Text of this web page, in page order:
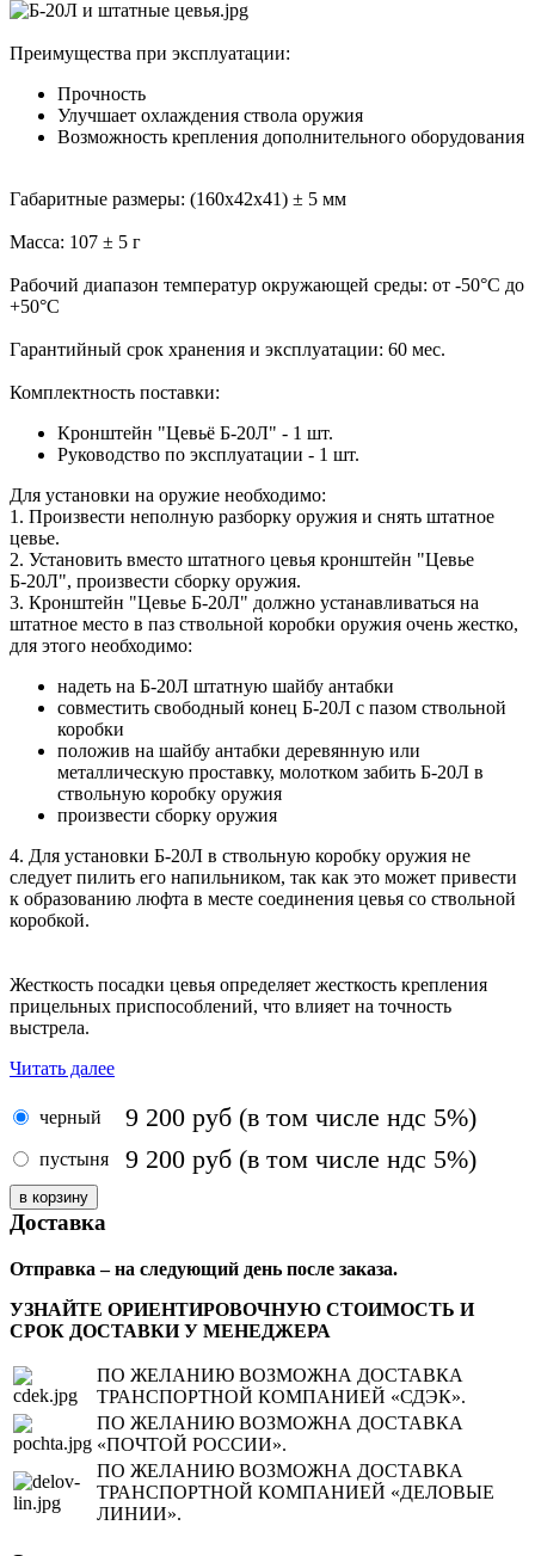
Преимущества при эксплуатации:
Прочность
Улучшает охлаждения ствола оружия
Возможность крепления дополнительного оборудования
Габаритные размеры: (160х42х41) ± 5 мм
Масса: 107 ± 5 г
Рабочий диапазон температур окружающей среды: от -50°С до
+50°С
Гарантийный срок хранения и эксплуатации: 60 мес.
Комплектность поставки:
Кронштейн "Цевьё Б-20Л" - 1 шт.
Руководство по эксплуатации - 1 шт.
Для установки на оружие необходимо:
1. Произвести неполную разборку оружия и снять штатное
цевье.
2. Установить вместо штатного цевья кронштейн "Цевье
Б-20Л", произвести сборку оружия.
3. Кронштейн "Цевье Б-20Л" должно устанавливаться на
штатное место в паз ствольной коробки оружия очень жестко,
для этого необходимо:
надеть на Б-20Л штатную шайбу антабки
совместить свободный конец Б-20Л с пазом ствольной
коробки
положив на шайбу антабки деревянную или
металлическую проставку, молотком забить Б-20Л в
ствольную коробку оружия
произвести сборку оружия
4. Для установки Б-20Л в ствольную коробку оружия не
следует пилить его напильником, так как это может привести
к образованию люфта в месте соединения цевья со ствольной
коробкой.
Жесткость посадки цевья определяет жесткость крепления
прицельных приспособлений, что влияет на точность
выстрела.
Читать далее
черный 9 200 руб (в том числе ндс 5%)
пустыня 9 200 руб (в том числе ндс 5%)
Доставка
Отправка – на следующий день после заказа.
УЗНАЙТЕ ОРИЕНТИРОВОЧНУЮ СТОИМОСТЬ И
СРОК ДОСТАВКИ У МЕНЕДЖЕРА
ПО ЖЕЛАНИЮ ВОЗМОЖНА ДОСТАВКА
ТРАНСПОРТНОЙ КОМПАНИЕЙ «СДЭК».
ПО ЖЕЛАНИЮ ВОЗМОЖНА ДОСТАВКА
«ПОЧТОЙ РОССИИ».
ПО ЖЕЛАНИЮ ВОЗМОЖНА ДОСТАВКА
ТРАНСПОРТНОЙ КОМПАНИЕЙ «ДЕЛОВЫЕ
ЛИНИИ».